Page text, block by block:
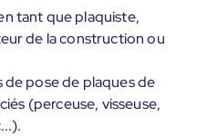
tant que plaquiste,
de la construction ou
pose de plaques de
(perceuse, visseuse,